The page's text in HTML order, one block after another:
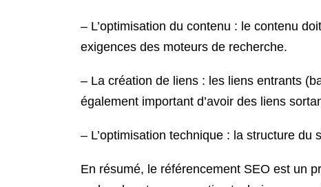
– L’optimisation du contenu : le contenu
exigences des moteurs de recherche.
– La création de liens : les liens entrants
également important d’avoir des liens
– L’optimisation technique : la structure
En résumé, le référencement SEO est un